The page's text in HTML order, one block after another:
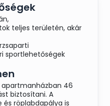
teljes területén, akár
sportlehetőségek
46
biztosítani. A
és röplabdapálya is